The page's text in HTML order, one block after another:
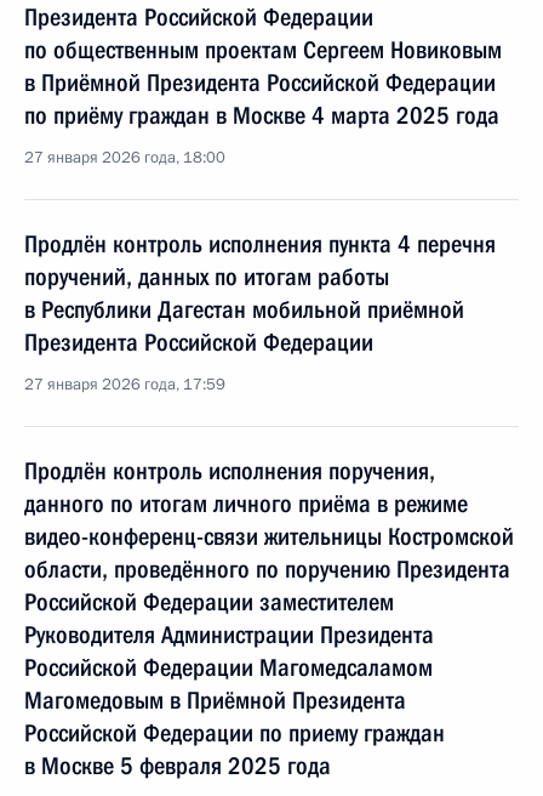
Президента Российской Федерации
по общественным проектам Сергеем Новиковым
в Приёмной Президента Российской Федерации
по приёму граждан в Москве 4 марта 2025 года
27 января 2026 года, 18:00
Продлён контроль исполнения пункта 4 перечня
поручений, данных по итогам работы
в Республики Дагестан мобильной приёмной
Президента Российской Федерации
27 января 2026 года, 17:59
Продлён контроль исполнения поручения,
данного по итогам личного приёма в режиме
видео-конференц-связи жительницы Костромской
области, проведённого по поручению Президента
Российской Федерации заместителем
Руководителя Администрации Президента
Российской Федерации Магомедсаламом
Магомедовым в Приёмной Президента
Российской Федерации по приему граждан
в Москве 5 февраля 2025 года